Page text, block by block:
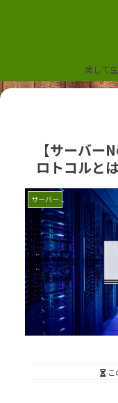
楽して
【サーバー
ロトコルと
サーバー
こ